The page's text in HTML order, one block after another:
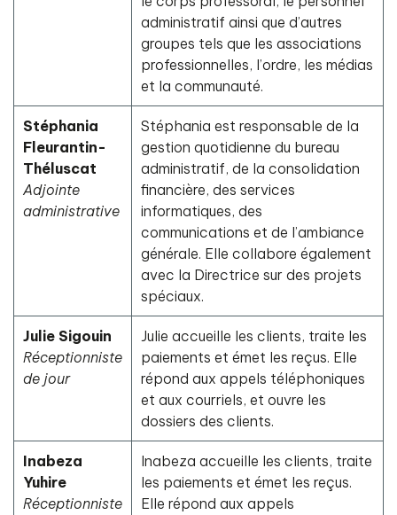
administratif ainsi que d’autres
groupes tels que les associations
professionnelles, l’ordre, les médias
et la communauté.
Stéphania
Fleurantin-
Théluscat
Adjointe
administrative
Stéphania est responsable de la
gestion quotidienne du bureau
administratif, de la consolidation
financière, des services
informatiques, des
communications et de l’ambiance
générale. Elle collabore également
avec la Directrice sur des projets
spéciaux.
Julie Sigouin
Réceptionniste
de jour
Julie accueille les clients, traite les
paiements et émet les reçus. Elle
répond aux appels téléphoniques
et aux courriels, et ouvre les
dossiers des clients.
Inabeza
Yuhire
Réceptionniste
Inabeza accueille les clients, traite
les paiements et émet les reçus.
Elle répond aux appels